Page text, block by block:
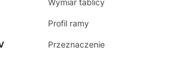
Wymiar tablicy
Profil ramy
Przeznaczenie